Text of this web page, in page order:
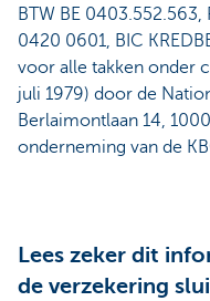
BTW BE 0403.552.563,
0420 0601, BIC
voor alle takken onder
juli 1979) door de
Berlaimontlaan 14,
onderneming van de
Lees zeker dit
de verzekering